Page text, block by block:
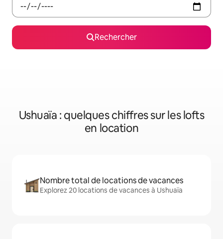
Rechercher
Ushuaïa : quelques chiffres sur les lofts
en location
Nombre total de locations de vacances
Explorez 20 locations de vacances à Ushuaïa